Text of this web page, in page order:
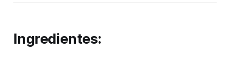
Ingredientes: